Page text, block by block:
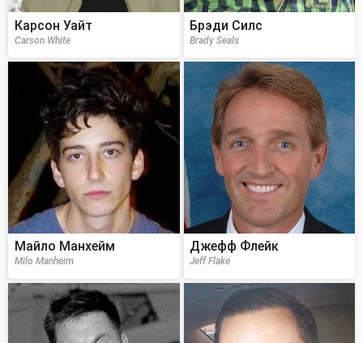
Карсон Уайт
Carson White
Брэди Силс
Brady Seals
Майло Манхейм
Milo Manheim
Джефф Флейк
Jeff Flake